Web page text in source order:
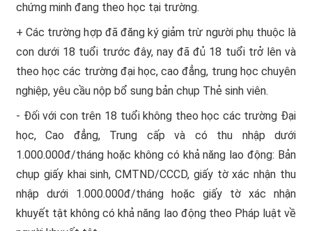
chứng minh đang theo học tại trường.
+ Các trường hợp đã đăng ký giảm trừ người phụ thuộc là
con dưới 18 tuổi trước đây, nay đã đủ 18 tuổi trở lên và
theo học các trường đại học, cao đẳng, trung học chuyên
nghiệp, yêu cầu nộp bổ sung bản chụp Thẻ sinh viên.
- Đối với con trên 18 tuổi không theo học các trường Đại
học, Cao đẳng, Trung cấp và có thu nhập dưới
1.000.000đ/tháng hoặc không có khả năng lao động: Bản
chụp giấy khai sinh, CMTND/CCCD, giấy tờ xác nhận thu
nhập dưới 1.000.000đ/tháng hoặc giấy tờ xác nhận
khuyết tật không có khả năng lao động theo Pháp luật về